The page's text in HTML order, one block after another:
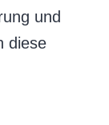
und
diese